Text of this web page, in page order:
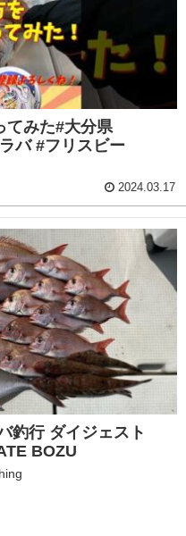
てみた#大分県
バ #フリスビー
2024.03.17
釣行 ダイジェスト
BOZU